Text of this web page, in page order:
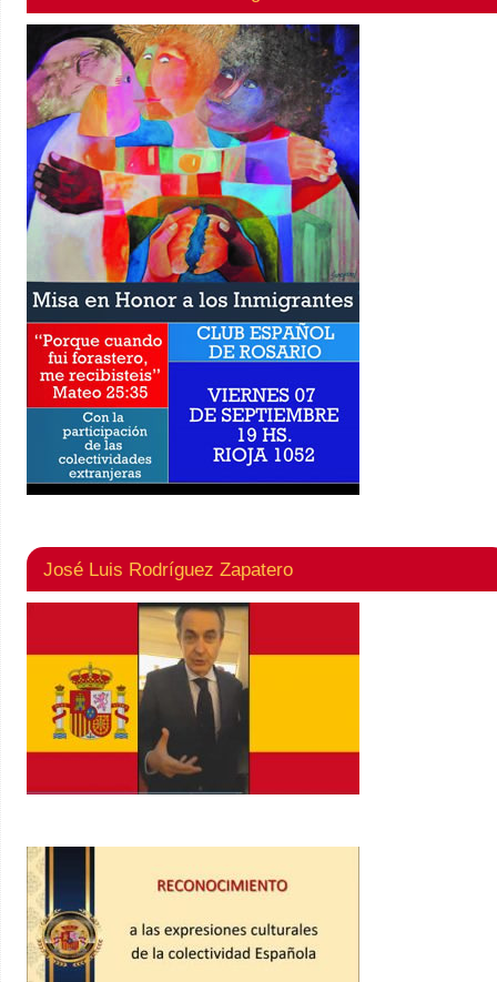
José Luis Rodríguez Zapatero